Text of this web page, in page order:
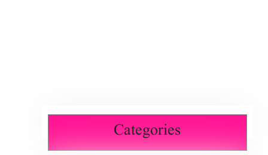
Categories